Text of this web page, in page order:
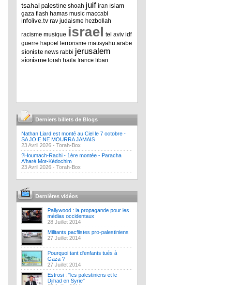
tsahal palestine shoah juif iran islam
gaza flash hamas music maccabi
infolive.tv rav judaisme hezbollah
racisme musique israel tel aviv idf
guerre hapoel terrorisme matisyahu arabe
sioniste news rabbi jerusalem
sionisme torah haifa france liban
Derniers billets de Blogs
Nathan Liard est monté au Ciel le 7 octobre -
SA JOIE NE MOURRA JAMAIS
23 Avril 2026 - Torah-Box
?Houmach-Rachi - 1ère montée - Paracha
A'haré Mot-Kédochim
23 Avril 2026 - Torah-Box
Dernières vidéos
Pallywood : la propagande pour les
médias occidentaux
28 Juillet 2014
Militants pacfiistes pro-palestiniens
27 Juillet 2014
Pourquoi tant d'enfants tués à
Gaza ?
27 Juillet 2014
Estrosi : "les palestiniens et le
Djihad en Syrie"